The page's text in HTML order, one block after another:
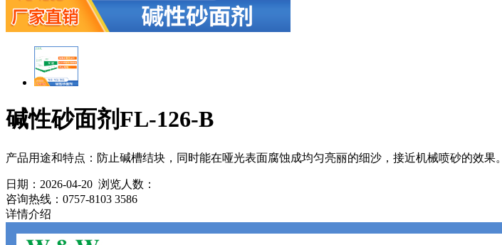
碱性砂面剂FL-126-B
产品用途和特点：防止碱槽结块，同时能在哑光表面腐蚀成均匀亮丽的细沙，接近机械喷砂的效果。
日期：2026-04-20 浏览人数：
咨询热线： 0757-8103 3586
详情介绍